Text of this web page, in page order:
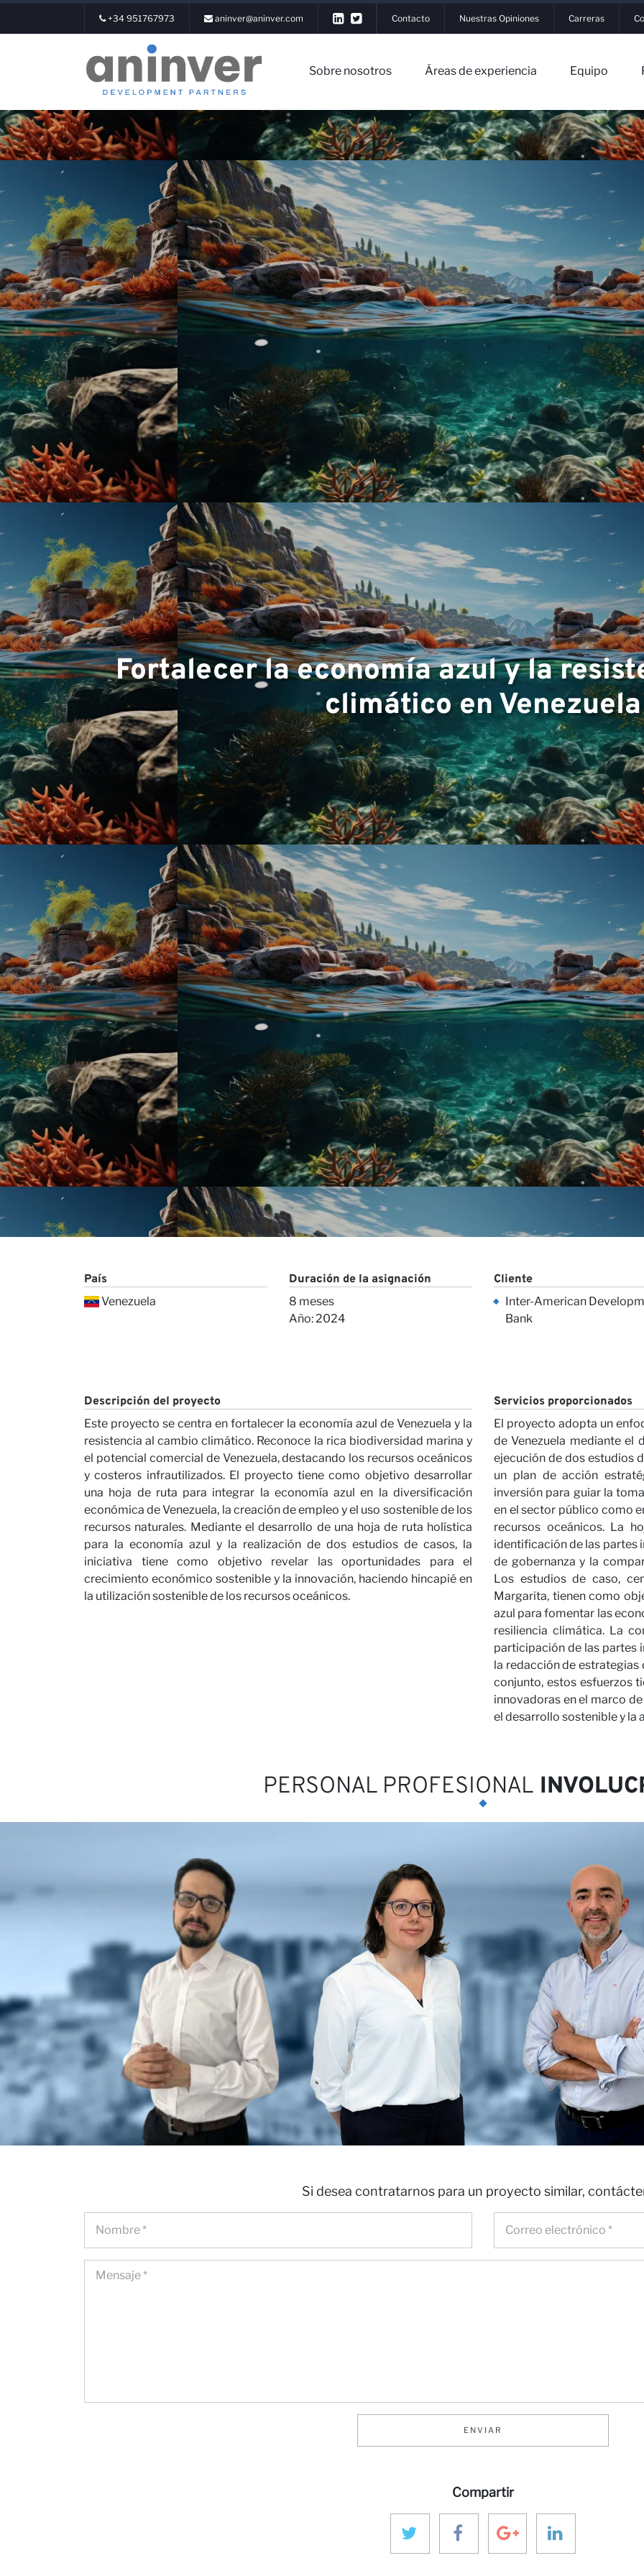
+34 951767973 aninver@aninver.com Contacto Nuestras Opiniones Carreras
Sobre nosotros Áreas de experiencia Equipo
Iniciar Sesión
Sobre
Áreas de
experiencia
Equipo
Proyectos
Contacto
Nuestras
Colabora con
nosotros
Noticias
Fortalecer la economía azul y la
climático en Venezuela
País
Venezuela
Duración de la asignación
8 meses
Año: 2024
Cliente
Inter-American
Bank
Descripción del proyecto
Este proyecto se centra en fortalecer la economía azul de Venezuela y la
resistencia al cambio climático. Reconoce la rica biodiversidad marina y
el potencial comercial de Venezuela, destacando los recursos oceánicos
y costeros infrautilizados. El proyecto tiene como objetivo desarrollar
una hoja de ruta para integrar la economía azul en la diversificación
económica de Venezuela, la creación de empleo y el uso sostenible de los
recursos naturales. Mediante el desarrollo de una hoja de ruta holística
para la economía azul y la realización de dos estudios de casos, la
iniciativa tiene como objetivo revelar las oportunidades para el
crecimiento económico sostenible y la innovación, haciendo hincapié en
la utilización sostenible de los recursos oceánicos.
Servicios proporcionados
El proyecto adopta un
de Venezuela mediante el
ejecución de dos estudios
un plan de acción
inversión para guiar la
en el sector público como
recursos oceánicos. La
identificación de las partes
de gobernanza y la
Los estudios de caso,
Margarita, tienen como
azul para fomentar las
resiliencia climática. La
participación de las partes
la redacción de
conjunto, estos esfuerzos
innovadoras en el marco
el desarrollo sostenible y
PERSONAL PROFESIONAL
Si desea contratarnos para un proyecto similar,
ENVIAR
Compartir